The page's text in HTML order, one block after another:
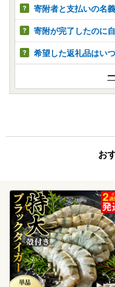
寄附者と支払いの名
寄附が完了したのに
希望した返礼品はい
お